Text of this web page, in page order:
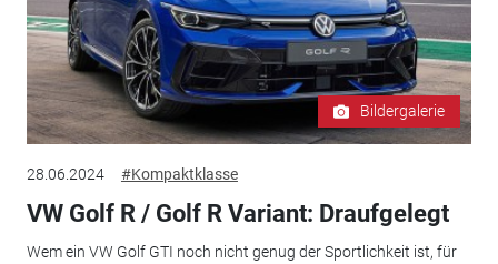
Bildergalerie
28.06.2024 #Kompaktklasse
VW Golf R / Golf R Variant: Draufgelegt
Wem ein VW Golf GTI noch nicht genug der Sportlichkeit ist, für